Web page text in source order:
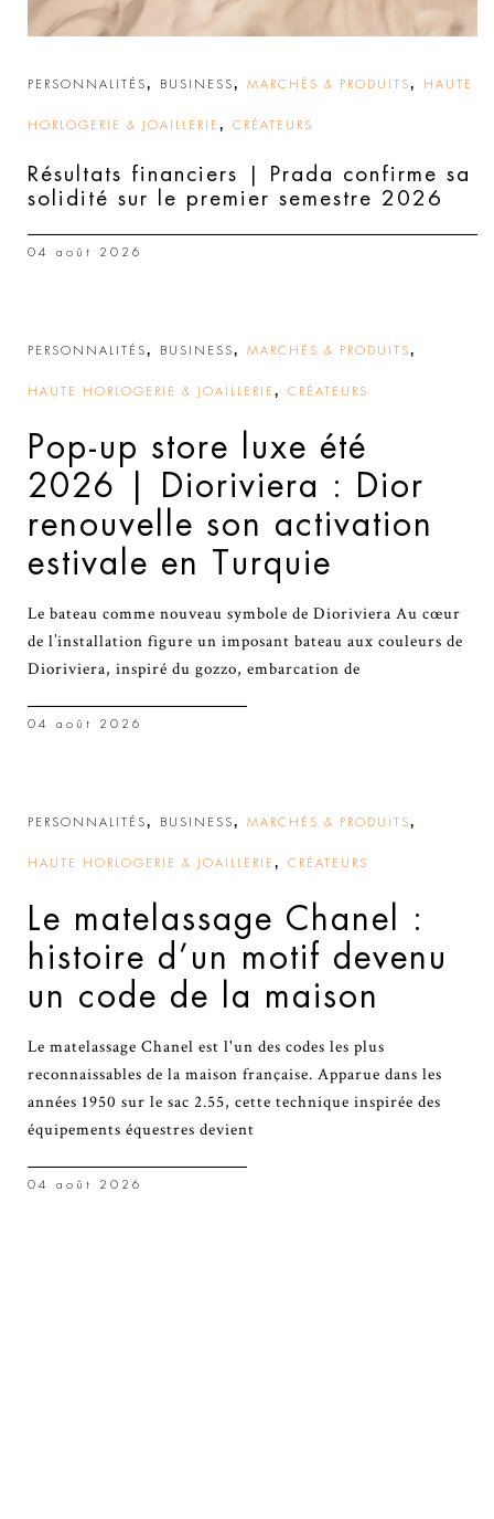
PERSONNALITÉS, BUSINESS, MARCHÉS & PRODUITS, HAUTE
HORLOGERIE & JOAILLERIE , CRÉATEURS
Résultats financiers | Prada confirme sa
solidité sur le premier semestre 2026
04 août 2026
PERSONNALITÉS, BUSINESS, MARCHÉS & PRODUITS,
HAUTE HORLOGERIE & JOAILLERIE , CRÉATEURS
Pop-up store luxe été
2026 | Dioriviera : Dior
renouvelle son activation
estivale en Turquie
Le bateau comme nouveau symbole de Dioriviera Au cœur
de l’installation figure un imposant bateau aux couleurs de
Dioriviera, inspiré du gozzo, embarcation de
04 août 2026
PERSONNALITÉS, BUSINESS, MARCHÉS & PRODUITS,
HAUTE HORLOGERIE & JOAILLERIE , CRÉATEURS
Le matelassage Chanel :
histoire d’un motif devenu
un code de la maison
Le matelassage Chanel est l'un des codes les plus
reconnaissables de la maison française. Apparue dans les
années 1950 sur le sac 2.55, cette technique inspirée des
équipements équestres devient
04 août 2026